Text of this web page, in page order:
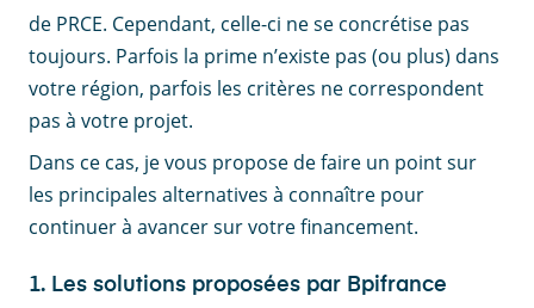
de PRCE. Cependant, celle-ci ne se concrétise pas
toujours. Parfois la prime n’existe pas (ou plus) dans
votre région, parfois les critères ne correspondent
pas à votre projet.
Dans ce cas, je vous propose de faire un point sur
les principales alternatives à connaître pour
continuer à avancer sur votre financement.
1. Les solutions proposées par Bpifrance